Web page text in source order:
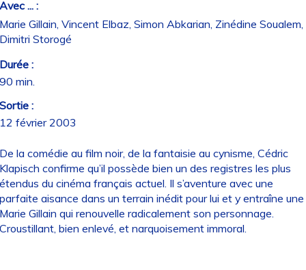
... :
Gillain, Vincent Elbaz, Simon Abkarian, Zinédine Soualem,
Storogé
:
min.
:
février 2003
la comédie au film noir, de la fantaisie au cynisme, Cédric
confirme qu’il possède bien un des registres les plus
du cinéma français actuel. Il s’aventure avec une
aisance dans un terrain inédit pour lui et y entraîne une
Gillain qui renouvelle radicalement son personnage.
bien enlevé, et narquoisement immoral.